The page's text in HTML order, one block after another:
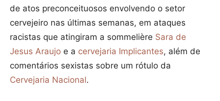
de atos preconceituosos envolvendo o setor
cervejeiro nas últimas semanas, em ataques
racistas que atingiram a sommelière Sara de
Jesus Araujo e a cervejaria Implicantes, além de
comentários sexistas sobre um rótulo da
Cervejaria Nacional.